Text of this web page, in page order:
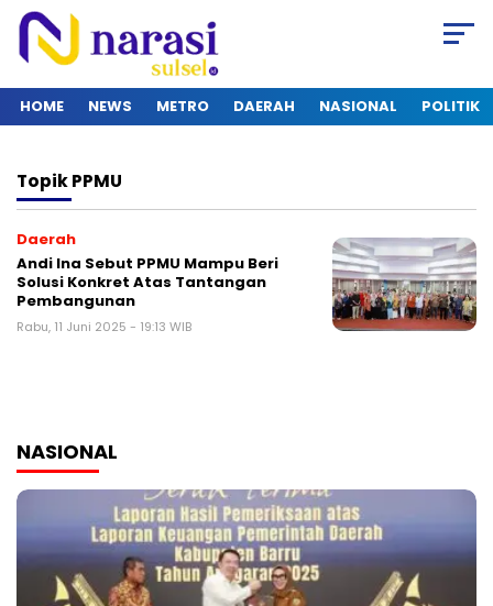
HOME NEWS METRO DAERAH NASIONAL POLITIK
TopikPPMU
Daerah
Andi Ina Sebut PPMU Mampu Beri
Solusi Konkret Atas Tantangan
Pembangunan
Rabu, 11 Juni 2025 - 19:13 WIB
NASIONAL